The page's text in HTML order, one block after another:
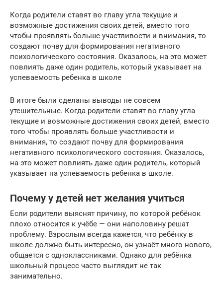
Когда родители ставят во главу угла текущие и
возможные достижения своих детей, вместо того
чтобы проявлять больше участливости и внимания, то
создают почву для формирования негативного
психологического состояния. Оказалось, на это может
повлиять даже один родитель, который указывает на
успеваемость ребенка в школе
В итоге были сделаны выводы не совсем
утешительные. Когда родители ставят во главу угла
текущие и возможные достижения своих детей, вместо
того чтобы проявлять больше участливости и
внимания, то создают почву для формирования
негативного психологического состояния. Оказалось,
на это может повлиять даже один родитель, который
указывает на успеваемость ребенка в школе.
Почему у детей нет желания учиться
Если родители выяснят причину, по которой ребёнок
плохо относится к учёбе — они наполовину решат
проблему. Взрослым всегда кажется, что ребёнку в
школе должно быть интересно, он узнаёт много нового,
общается с одноклассниками. Однако для ребёнка
школьный процесс часто выглядит не так
занимательно.